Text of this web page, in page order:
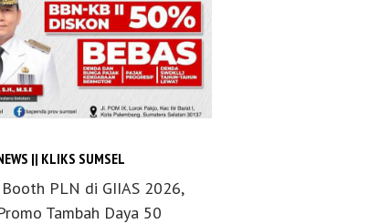
|| KLIKS SUMSEL
PLN di GIIAS 2026,
Tambah Daya 50